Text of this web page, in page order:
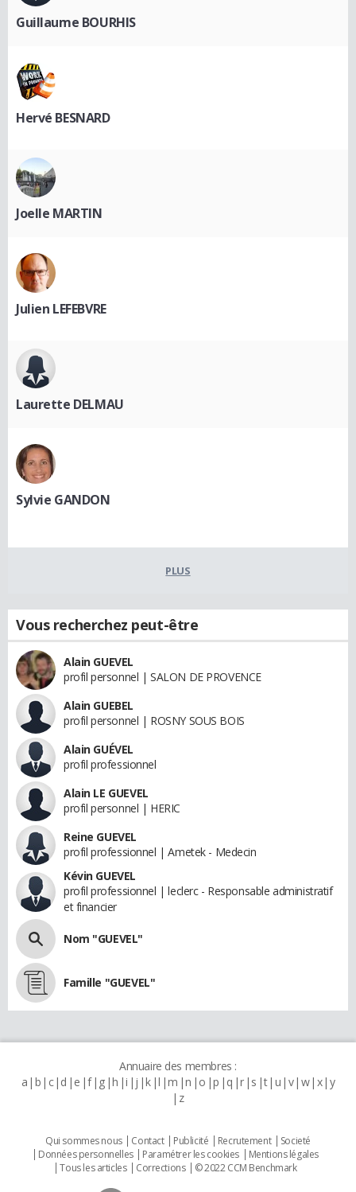
Guillaume BOURHIS
Hervé BESNARD
Joelle MARTIN
Julien LEFEBVRE
Laurette DELMAU
Sylvie GANDON
PLUS
Vous recherchez peut-être
Alain GUEVEL
profil personnel | SALON DE PROVENCE
Alain GUEBEL
profil personnel | ROSNY SOUS BOIS
Alain GUÉVEL
profil professionnel
Alain LE GUEVEL
profil personnel | HERIC
Reine GUEVEL
profil professionnel | Ametek - Medecin
Kévin GUEVEL
profil professionnel | leclerc - Responsable administratif
et financier
Nom "GUEVEL"
Famille "GUEVEL"
Annuaire des membres :
a b c d e f g h i j k l m n o p q r s t u v w x y
z
Qui sommes nous Contact Publicité Recrutement
Societé
Données personnelles
Paramétrer les cookies
Mentions légales
Tous les articles
Corrections © 2022 CCM Benchmark